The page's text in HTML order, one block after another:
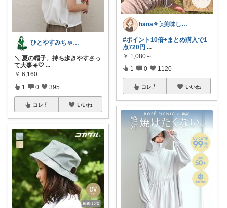
ひとやすみちゃん＊シンプルひとり暮らし
＼ 夏の帽子、持ち歩きやすさっ
て大事☀️🤍 ...
￥ 6,160
1 0 395
コレ いいね
hana‎‎⚘⡱美味しい暮らし🤍𐙚
#ポイント10倍+まとめ購入で1
点720円 ...
￥ 1,080～
1 0 1120
コレ いいね